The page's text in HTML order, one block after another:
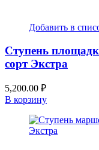
Добавить в
Ступень
сорт Экстра
5,200.00 ₽
В корзину